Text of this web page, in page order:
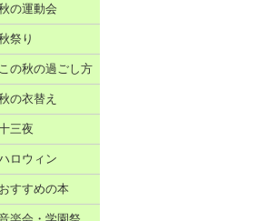
の運動会
祭り
の秋の過ごし方
の衣替え
三夜
ロウィン
すすめの本
楽会・学園祭